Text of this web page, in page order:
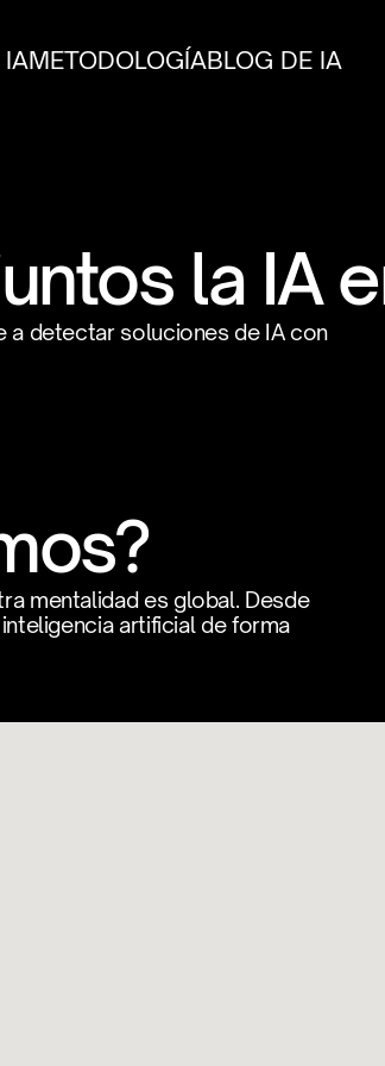
IAMETODOLOGÍABLOG DE IA
la IA
a detectar soluciones de IA con
mentalidad es global. Desde
artificial de forma